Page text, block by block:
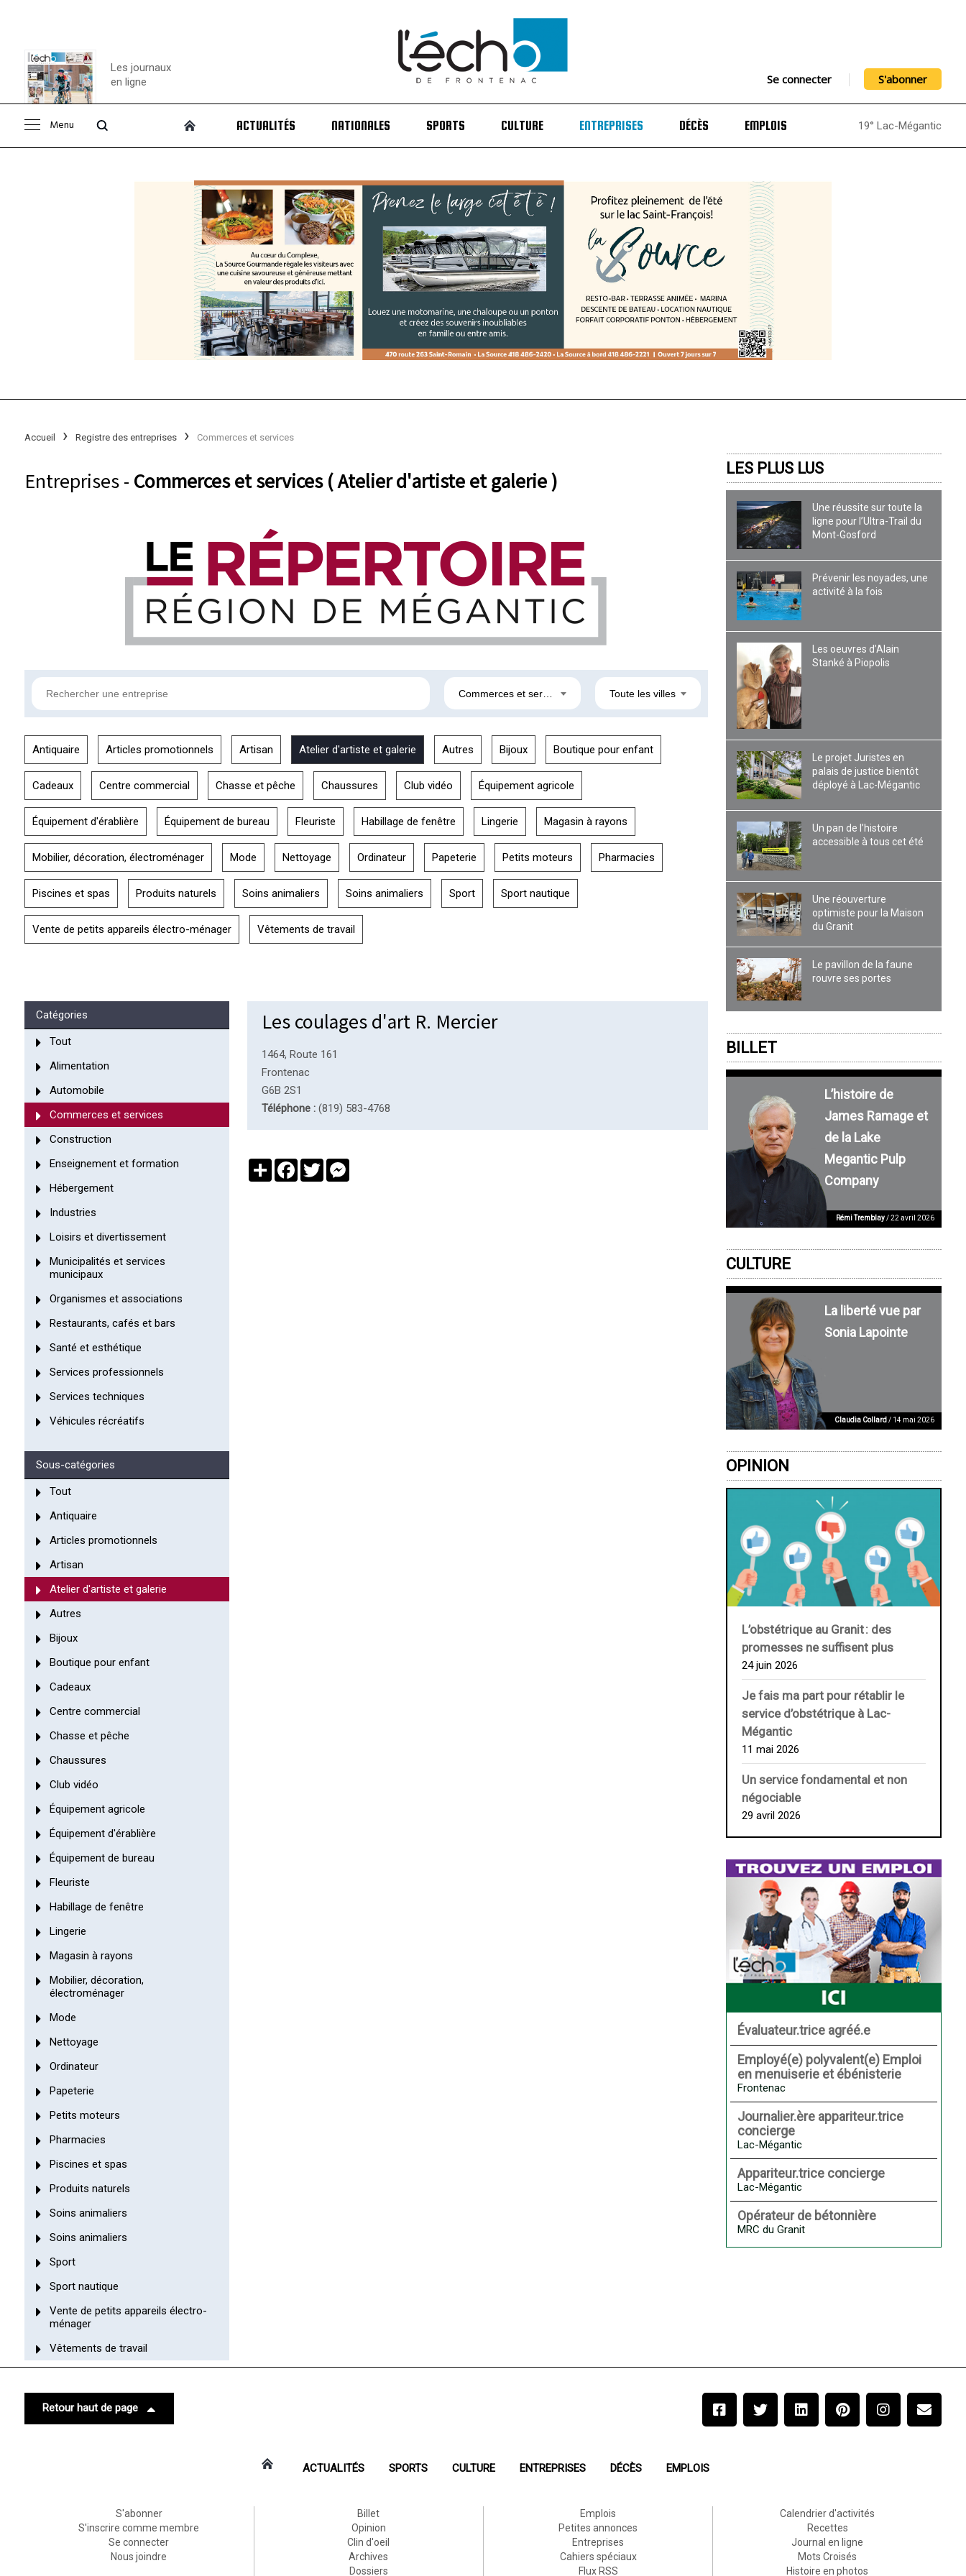
Consulter le
Les journaux
en ligne
Se connecter S'abonner
Menu ACTUALITÉS NATIONALES SPORTS CULTURE ENTREPRISES DÉCÈS EMPLOIS 19° Lac-Mégantic
Accueil Registre des entreprises Commerces et services
Entreprises - Commerces et services ( Atelier d'artiste et galerie )
Toute les villes
Antiquaire Articles promotionnels Artisan Atelier d'artiste et galerie Autres Bijoux Boutique pour enfant
Cadeaux Centre commercial Chasse et pêche Chaussures Club vidéo Équipement agricole
Équipement d'érablière Équipement de bureau Fleuriste Habillage de fenêtre Lingerie Magasin à rayons
Mobilier, décoration, électroménager Mode Nettoyage Ordinateur Papeterie Petits moteurs Pharmacies
Piscines et spas Produits naturels Soins animaliers Soins animaliers Sport Sport nautique
Vente de petits appareils électro-ménager Vêtements de travail
Catégories
Tout
Alimentation
Automobile
Commerces et services
Construction
Enseignement et formation
Hébergement
Industries
Loisirs et divertissement
Municipalités et services
municipaux
Organismes et associations
Restaurants, cafés et bars
Santé et esthétique
Services professionnels
Services techniques
Véhicules récréatifs
Sous-catégories
Tout
Antiquaire
Articles promotionnels
Artisan
Atelier d'artiste et galerie
Autres
Bijoux
Boutique pour enfant
Cadeaux
Centre commercial
Chasse et pêche
Chaussures
Club vidéo
Équipement agricole
Équipement d'érablière
Équipement de bureau
Fleuriste
Habillage de fenêtre
Lingerie
Magasin à rayons
Mobilier, décoration,
électroménager
Mode
Nettoyage
Ordinateur
Papeterie
Petits moteurs
Pharmacies
Piscines et spas
Produits naturels
Soins animaliers
Soins animaliers
Sport
Sport nautique
Vente de petits appareils électro-
ménager
Vêtements de travail
Les coulages d'art R. Mercier
1464, Route 161
Frontenac
G6B 2S1
Téléphone : (819) 583-4768
PartagerFacebook
Twitter
LES PLUS LUS
Une réussite sur toute la
ligne pour l’Ultra-Trail du
Mont-Gosford
Prévenir les noyades, une
activité à la fois
Les oeuvres d’Alain
Stanké à Piopolis
Le projet Juristes en
palais de justice bientôt
déployé à Lac-Mégantic
Un pan de l’histoire
accessible à tous cet été
Une réouverture
optimiste pour la Maison
du Granit
Le pavillon de la faune
rouvre ses portes
BILLET
L’histoire de
James Ramage et
de la Lake
Megantic Pulp
Company
Rémi Tremblay/ 22 avril 2026
CULTURE
La liberté vue par
Sonia Lapointe
Claudia Collard/ 14 mai 2026
OPINION
L’obstétrique au ­Granit : des
promesses ne suffisent plus
24 juin 2026
Je fais ma part pour rétablir le
service d’obstétrique à Lac-
Mégantic
11 mai 2026
Un service fondamental et non
négociable
29 avril 2026
Évaluateur.trice agréé.e
Employé(e) polyvalent(e) Emploi
en menuiserie et ébénisterie
Frontenac
Journalier.ère appariteur.trice
concierge
Lac-Mégantic
Appariteur.trice concierge
Lac-Mégantic
Opérateur de bétonnière
MRC du Granit
Retour haut de page
ACTUALITÉS SPORTS CULTURE ENTREPRISES DÉCÈS EMPLOIS
S'abonner
S'inscrire comme membre
Se connecter
Nous joindre
Billet
Opinion
Clin d'oeil
Archives
Dossiers
Emplois
Petites annonces
Entreprises
Cahiers spéciaux
Flux RSS
Calendrier d'activités
Recettes
Journal en ligne
Mots Croisés
Histoire en photos